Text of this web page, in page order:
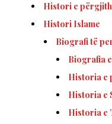
Histori e
Histori Islame
Biografi të
Biografia
Historia e
Historia e
Historia e